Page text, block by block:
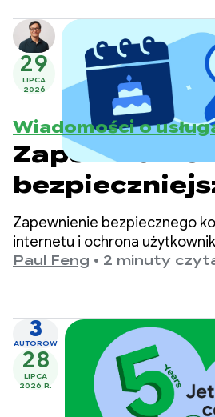
dowolnego
29
LIPCA
2026
Wiadomości o
Zapewnianie
treści
do wieku w
Play
Zapewnienie bezpiecznego
internetu i ochrona
szkodliwymi treściami to dla
Paul Feng • 2 minuty
3
AUTORÓW
28
LIPCA
2026 R.